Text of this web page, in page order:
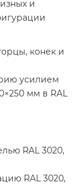
и
конек и
усилием
мм в RAL
RAL 3020,
RAL 3020,